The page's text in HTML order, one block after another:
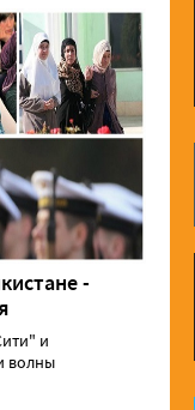
-
и
волны